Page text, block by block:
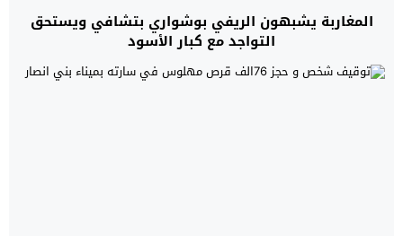
المغاربة يشبهون الريفي بوشواري بتشافي ويستحق
التواجد مع كبار الأسود